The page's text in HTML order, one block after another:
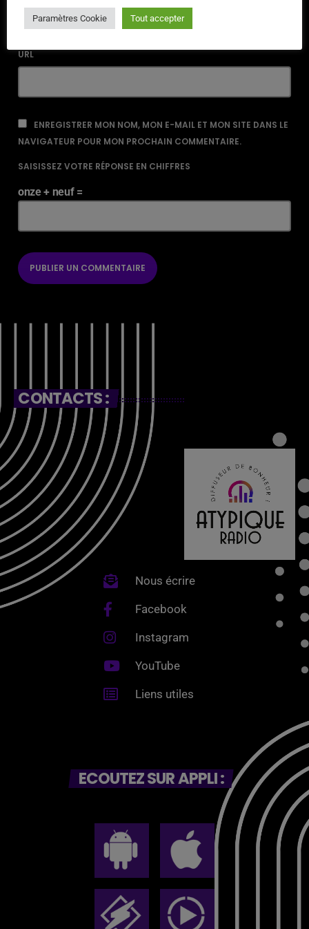
URL
ENREGISTRER MON NOM, MON E-MAIL ET MON SITE DANS LE
NAVIGATEUR POUR MON PROCHAIN COMMENTAIRE.
SAISISSEZ VOTRE RÉPONSE EN CHIFFRES
onze + neuf =
CONTACTS :
Nous écrire
Facebook
Instagram
YouTube
Liens utiles
ECOUTEZ SUR APPLI :
Paramètres Cookie Tout accepter